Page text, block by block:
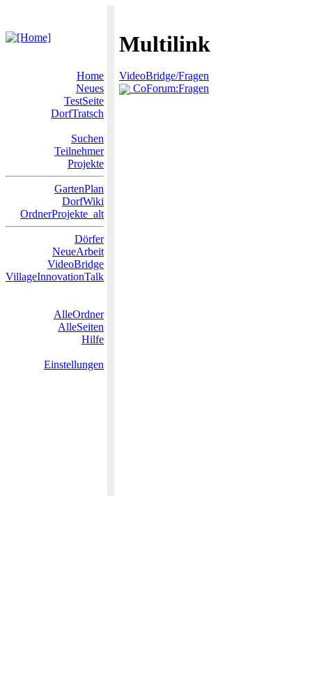
Multilink
Home
Neues
TestSeite
DorfTratsch
Suchen
Teilnehmer
Projekte
GartenPlan
DorfWiki
OrdnerProjekte_alt
Dörfer
NeueArbeit
VideoBridge
VillageInnovationTalk
AlleOrdner
AlleSeiten
Hilfe
Einstellungen
VideoBridge/Fragen
CoForum:Fragen